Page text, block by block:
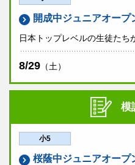
開成中ジュニアオープ
日本トップレベルの生徒たち
8/29 （土）
模
小5
桜蔭中ジュニアオープ